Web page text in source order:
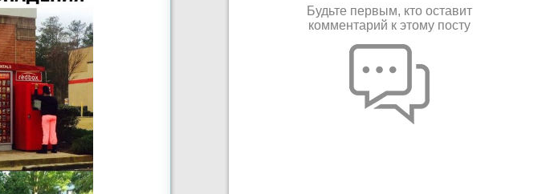
Будьте первым, кто оставит
комментарий к этому посту